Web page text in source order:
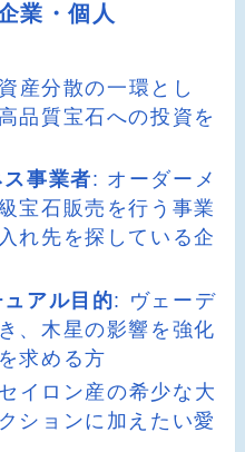
業・個人
産分散の一環とし
品質宝石への投資を
事業者: オーダーメ
宝石販売を行う事業
れ先を探している企
アル目的: ヴェーデ
、木星の影響を強化
求める方
イロン産の希少な大
ションに加えたい愛